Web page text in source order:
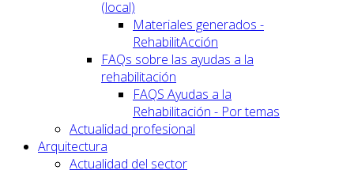
(local)
Materiales generados -
RehabilitAcción
FAQs sobre las ayudas a la
rehabilitación
FAQS Ayudas a la
Rehabilitación - Por temas
Actualidad profesional
Arquitectura
Actualidad del sector